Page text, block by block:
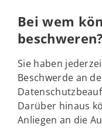
Bei wem
beschweren?
Sie haben
Beschwerde an
Darüber hinaus
Anliegen an die